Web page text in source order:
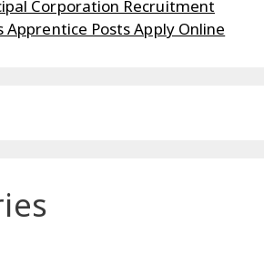
Corporation Recruitment
Apprentice Posts Apply Online